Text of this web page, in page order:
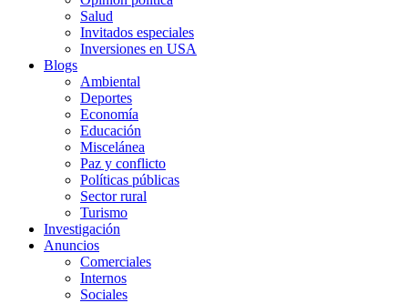
Salud
Invitados especiales
Inversiones en USA
Blogs
Ambiental
Deportes
Economía
Educación
Miscelánea
Paz y conflicto
Políticas públicas
Sector rural
Turismo
Investigación
Anuncios
Comerciales
Internos
Sociales